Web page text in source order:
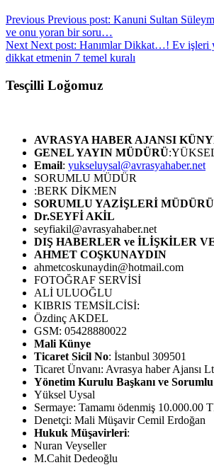
Previous Previous post: Kanuni Sultan
ve onu yoran bir soru…
Next Next post: Hanımlar Dikkat…! Ev işleri
dikkat etmenin 7 temel kuralı
Tesçilli Loğomuz
AVRASYA HABER AJANSI
GENEL YAYIN MÜDÜRÜ
Email: yukseluysal@avrasyahaber.net
SORUMLU MÜDÜR
:BERK DİKMEN
SORUMLU YAZİŞLERİ MÜDÜRÜ
Dr.SEYFİ AKİL
seyfiakil@avrasyahaber.net
DIŞ HABERLER ve İLİŞKİLER
AHMET COŞKUNAYDIN
ahmetcoskunaydin@hotmail.com
FOTOĞRAF SERVİSİ
ALİ ULUOĞLU
KIBRIS TEMSİLCİSİ:
Özdinç AKDEL
GSM: 05428880022
Mali Künye
Ticaret Sicil No: İstanbul 309501
Ticaret Ünvanı: Avrasya haber Ajansı
Yönetim Kurulu Başkanı ve
Yüksel Uysal
Sermaye: Tamamı ödenmiş 10.000.00
Denetçi: Mali Müşavir Cemil Erdoğan
Hukuk Müşavirleri:
Nuran Veyseller
M.Cahit Dedeoğlu